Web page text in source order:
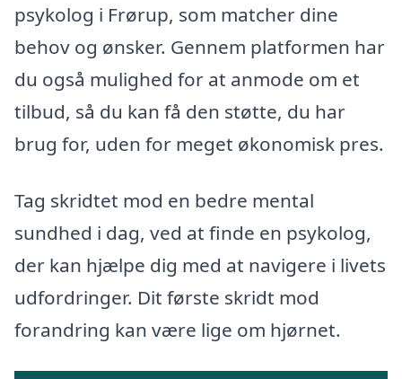
psykolog i Frørup, som matcher dine
behov og ønsker. Gennem platformen har
du også mulighed for at anmode om et
tilbud, så du kan få den støtte, du har
brug for, uden for meget økonomisk pres.
Tag skridtet mod en bedre mental
sundhed i dag, ved at finde en psykolog,
der kan hjælpe dig med at navigere i livets
udfordringer. Dit første skridt mod
forandring kan være lige om hjørnet.